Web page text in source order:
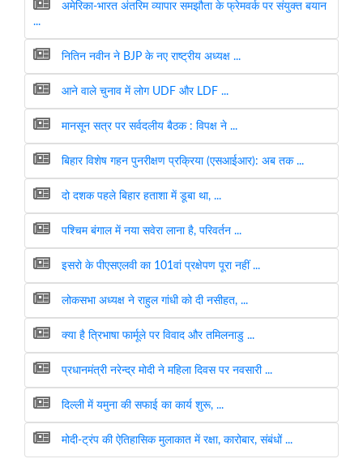
अमेरिका-भारत अंतरिम व्यापार समझौता के फ्रेमवर्क पर संयुक्त बयान
...
नितिन नवीन ने BJP के नए राष्ट्रीय अध्यक्ष ...
आने वाले चुनाव में लोग UDF और LDF ...
मानसून सत्र पर सर्वदलीय बैठक : विपक्ष ने ...
बिहार विशेष गहन पुनरीक्षण प्रक्रिया (एसआईआर): अब तक ...
दो दशक पहले बिहार हताशा में डूबा था, ...
पश्चिम बंगाल में नया सवेरा लाना है, परिवर्तन ...
इसरो के पीएसएलवी का 101वां प्रक्षेपण पूरा नहीं ...
लोकसभा अध्यक्ष ने राहुल गांधी को दी नसीहत, ...
क्या है त्रिभाषा फार्मूले पर विवाद और तमिलनाडु ...
प्रधानमंत्री नरेन्द्र मोदी ने महिला दिवस पर नवसारी ...
दिल्ली में यमुना की सफाई का कार्य शुरू, ...
मोदी-ट्रंप की ऐतिहासिक मुलाकात में रक्षा, कारोबार, संबंधों ...